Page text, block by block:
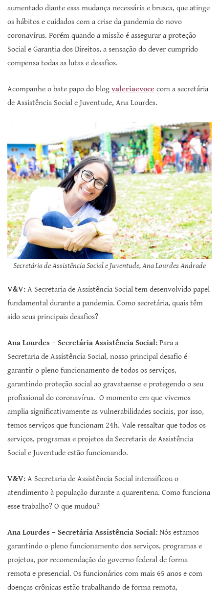
aumentado diante essa mudança necessária e brusca, que atinge
os hábitos e cuidados com a crise da pandemia do novo
coronavírus. Porém quando a missão é assegurar a proteção
Social e Garantia dos Direitos, a sensação do dever cumprido
compensa todas as lutas e desafios.
Acompanhe o bate papo do blog valeriaevoce com a secretária
de Assistência Social e Juventude, Ana Lourdes.
Secretária de Assistência Social e Juventude, Ana Lourdes Andrade
V&V: A Secretaria de Assistência Social tem desenvolvido papel
fundamental durante a pandemia. Como secretária, quais têm
sido seus principais desafios?
Ana Lourdes – Secretária Assistência Social: Para a
Secretaria de Assistência Social, nosso principal desafio é
garantir o pleno funcionamento de todos os serviços,
garantindo proteção social ao gravataense e protegendo o seu
profissional do coronavírus. O momento em que vivemos
amplia significativamente as vulnerabilidades sociais, por isso,
temos serviços que funcionam 24h. Vale ressaltar que todos os
serviços, programas e projetos da Secretaria de Assistência
Social e Juventude estão funcionando.
V&V: A Secretaria de Assistência Social intensificou o
atendimento à população durante a quarentena. Como funciona
esse trabalho? O que mudou?
Ana Lourdes – Secretária Assistência Social: Nós estamos
garantindo o pleno funcionamento dos serviços, programas e
projetos, por recomendação do governo federal de forma
remota e presencial. Os funcionários com mais 65 anos e com
doenças crônicas estão trabalhando de forma remota,